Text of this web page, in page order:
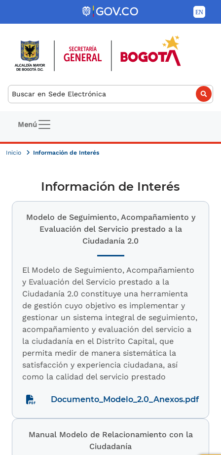
Pasar al contenido principal
Buscar
Navegación principal
Menú
Inicio Información de Interés
Información de Interés
Modelo de Seguimiento, Acompañamiento y
Evaluación del Servicio prestado a la
Ciudadanía 2.0
El Modelo de Seguimiento, Acompañamiento
y Evaluación del Servicio prestado a la
Ciudadanía 2.0 constituye una herramienta
de gestión cuyo objetivo es implementar y
gestionar un sistema integral de seguimiento,
acompañamiento y evaluación del servicio a
la ciudadanía en el Distrito Capital, que
permita medir de manera sistemática la
satisfacción y experiencia ciudadana, así
como la calidad del servicio prestado
Documento_Modelo_2.0_Anexos.pdf
Manual Modelo de Relacionamiento con la
Ciudadanía